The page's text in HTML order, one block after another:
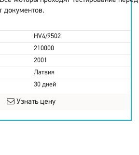
документов.
HV4/9502
210000
2001
Латвия
30 дней
Узнать цену